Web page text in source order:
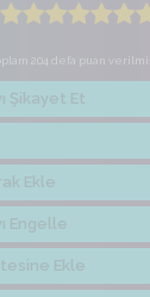
204 defa puan verilmiş
Şikayet Et
Ekle
Engelle
Ekle